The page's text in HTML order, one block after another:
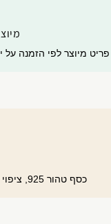
מיוצר לפי הזמנה
כסף טהור 925, ציפוי זהב 24 קראט ורוז גולד לשמירה על ברק לאורך זמן.